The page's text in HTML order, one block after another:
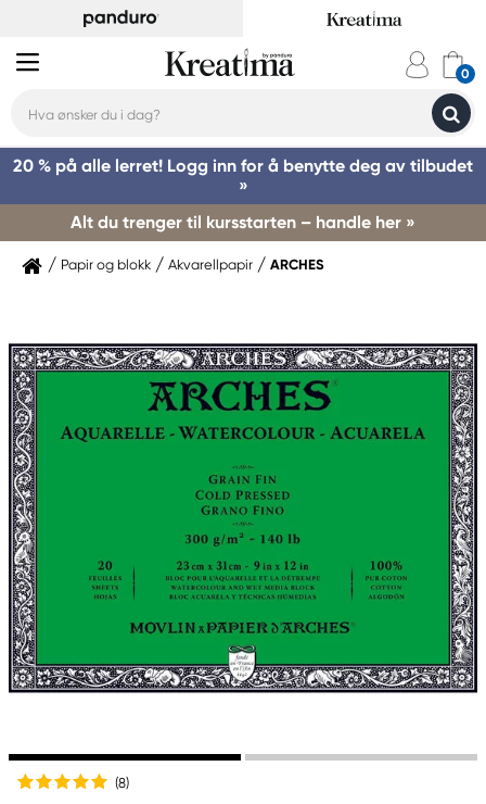
20 % på alle lerret! Logg inn for å benytte deg av tilbudet
»
Alt du trenger til kursstarten – handle her »
Papir og blokk Akvarellpapir ARCHES
(8)